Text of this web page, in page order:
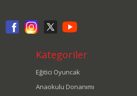
Kategoriler
Eğitici Oyuncak
Anaokulu Donanımı